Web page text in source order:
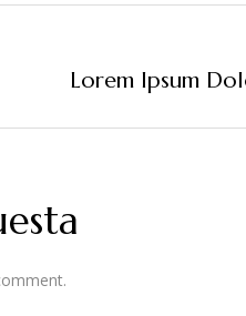
Lorem Ipsum